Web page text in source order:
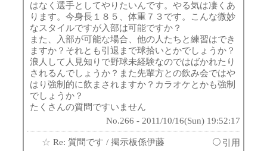
はなく選手としてやりたいんです。やる気は凄くあ
ります。今身長１８５、体重７３です。こんな微妙
なスタイルですが入部は可能ですか？
また、入部が可能な場合、他の人たちと練習はでき
ますか？それとも引退まで球拾いとかでしょうか？
浪人して人見知りで野球未経験なのではばかれたり
されるんでしょうか？また先輩方との飲み会ではや
はり強制的に飲まされますか？カラオケとかも強制
でしょうか？
たくさんの質問ですいません
No.266 - 2011/10/16(Sun) 19:52:17
☆ Re: 質問です / 掲示板係伊藤
引用